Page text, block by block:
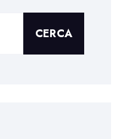
CERCA